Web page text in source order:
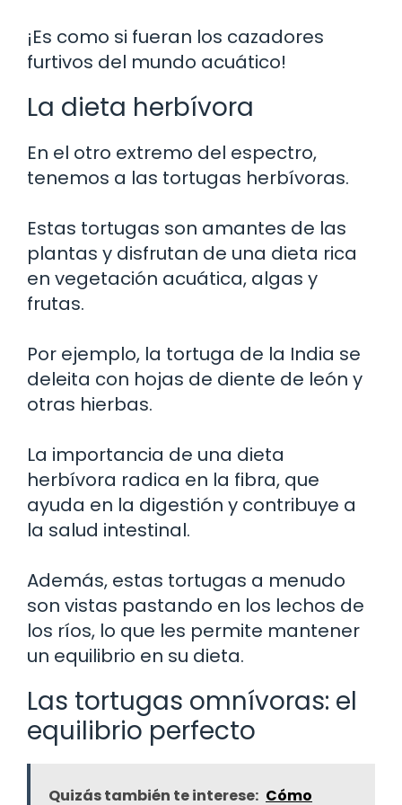
¡Es como si fueran los cazadores
furtivos del mundo acuático!
La dieta herbívora
En el otro extremo del espectro,
tenemos a las tortugas herbívoras.
Estas tortugas son amantes de las
plantas y disfrutan de una dieta rica
en vegetación acuática, algas y
frutas.
Por ejemplo, la tortuga de la India se
deleita con hojas de diente de león y
otras hierbas.
La importancia de una dieta
herbívora radica en la fibra, que
ayuda en la digestión y contribuye a
la salud intestinal.
Además, estas tortugas a menudo
son vistas pastando en los lechos de
los ríos, lo que les permite mantener
un equilibrio en su dieta.
Las tortugas omnívoras: el
equilibrio perfecto
Quizás también te interese: Cómo